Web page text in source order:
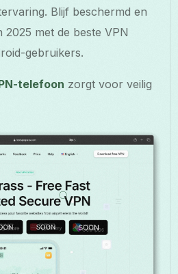
Blijf beschermd en
met de beste VPN
gebruikers.
telefoon zorgt voor veilig